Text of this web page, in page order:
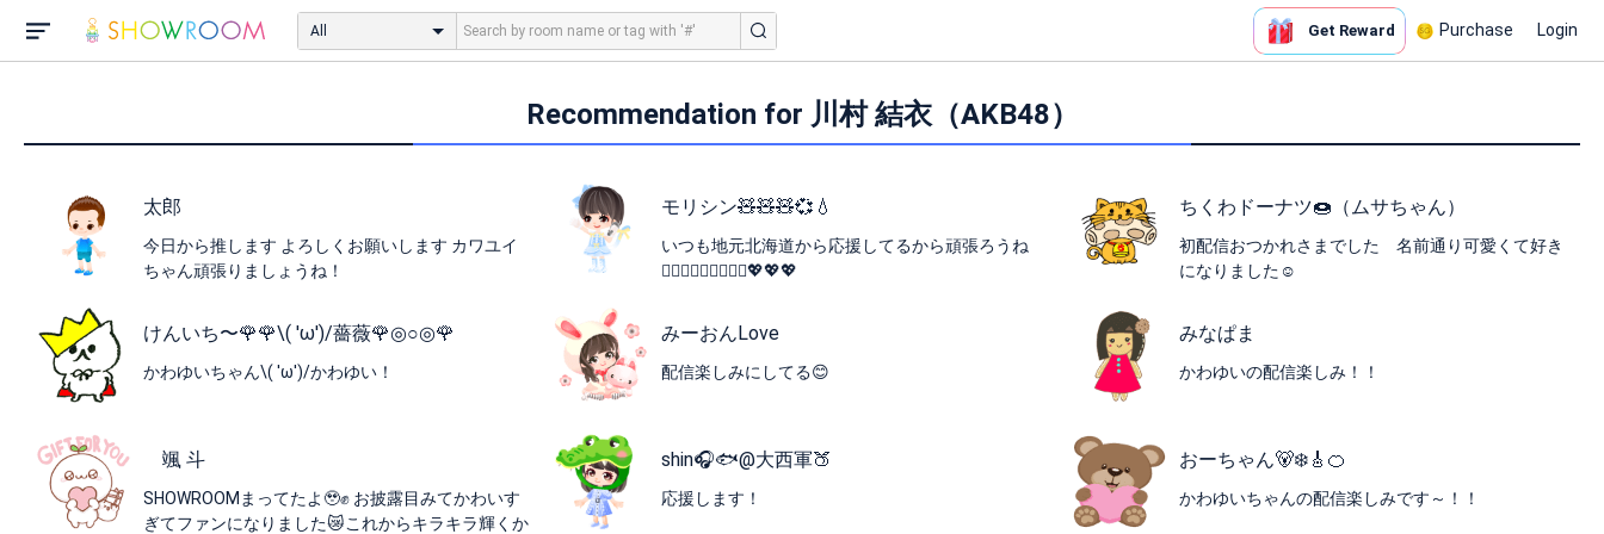
All Get Reward Purchase Login
Recommendation for 川村 結衣（AKB48）
太郎
今日から推します よろしくお願いします カワユイ
ちゃん頑張りましょうね！
モリシン🧸🧸🧸💞💧
いつも地元北海道から応援してるから頑張ろうね
🙆🏻‍♀️🙆🏻‍♀️🙆🏻‍♀️💖💖💖
ちくわドーナツ🍩（ムサちゃん）
初配信おつかれさまでした 名前通り可愛くて好き
になりました☺
けんいち〜🌹🌹\( 'ω')/薔薇🌹◎○◎🌹
かわゆいちゃん\( 'ω')/かわゆい！
みーおんLove
配信楽しみにしてる😊
みなぱま
かわゆいの配信楽しみ！！
颯 斗
SHOWROOMまってたよ🥹✊ お披露目みてかわいす
ぎてファンになりました😿これからキラキラ輝くか
shin🎧🐟@大西軍🍑
応援します！
おーちゃん🐻‍❄️🎸🍊
かわゆいちゃんの配信楽しみです～！！